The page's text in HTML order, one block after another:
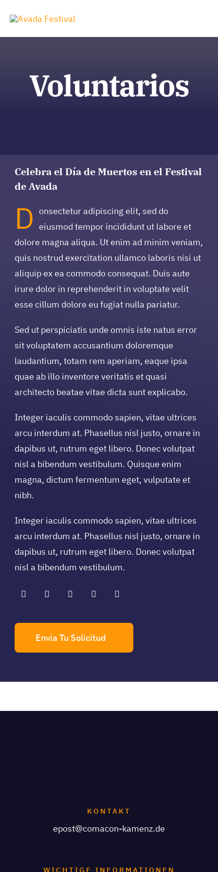
Inhalt
springen
Voluntarios
Celebra el Día de Muertos en el Festival
de Avada
D onsectetur adipiscing elit, sed do
eiusmod tempor incididunt ut labore et
dolore magna aliqua. Ut enim ad minim veniam,
quis nostrud exercitation ullamco laboris nisi ut
aliquip ex ea commodo consequat. Duis aute
irure dolor in reprehenderit in voluptate velit
esse cillum dolore eu fugiat nulla pariatur.
Sed ut perspiciatis unde omnis iste natus error
sit voluptatem accusantium doloremque
laudantium, totam rem aperiam, eaque ipsa
quae ab illo inventore veritatis et quasi
architecto beatae vitae dicta sunt explicabo.
Integer iaculis commodo sapien, vitae ultrices
arcu interdum at. Phasellus nisl justo, ornare in
dapibus ut, rutrum eget libero. Donec volutpat
nisl a bibendum vestibulum. Quisque enim
magna, dictum fermentum eget, vulputate et
nibh.
Integer iaculis commodo sapien, vitae ultrices
arcu interdum at. Phasellus nisl justo, ornare in
dapibus ut, rutrum eget libero. Donec volutpat
nisl a bibendum vestibulum.
Envia Tu Solicitud
KONTAKT
epost@comacon-kamenz.de
WICHTIGE INFORMATIONEN